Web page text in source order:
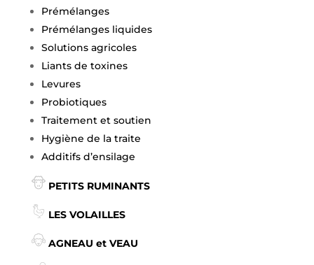
Prémélanges
Prémélanges liquides
Solutions agricoles
Liants de toxines
Levures
Probiotiques
Traitement et soutien
Hygiène de la traite
Additifs d’ensilage
PETITS RUMINANTS
LES VOLAILLES
AGNEAU et VEAU